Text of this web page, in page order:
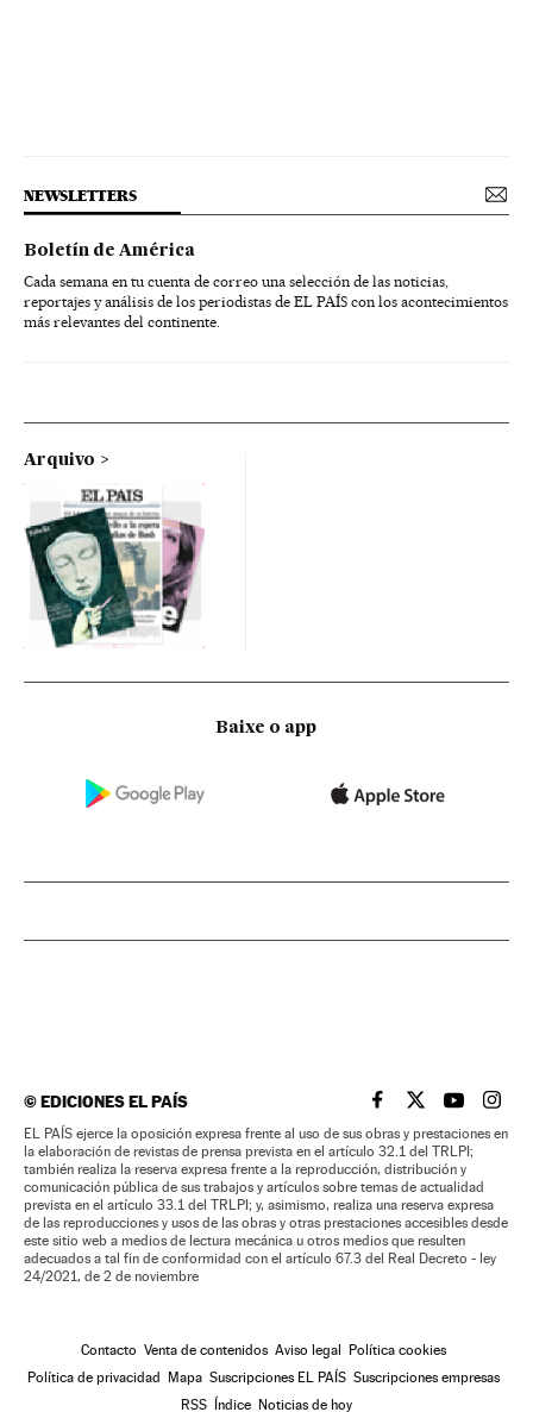
NEWSLETTERS
Boletín de América
Cada semana en tu cuenta de correo una selección de las noticias,
reportajes y análisis de los periodistas de EL PAÍS con los acontecimientos
más relevantes del continente.
Arquivo
Baixe o app
©EDICIONES EL PAÍS EL PAÍS BRASIL EN
EL PAÍSEL PAÍS
EL
EL PAÍS ejerce la oposición expresa frente al uso de sus obras y prestaciones en
la elaboración de revistas de prensa prevista en el artículo 32.1 del TRLPI;
también realiza la reserva expresa frente a la reproducción, distribución y
comunicación pública de sus trabajos y artículos sobre temas de actualidad
prevista en el artículo 33.1 del TRLPI; y, asimismo, realiza una reserva expresa
de las reproducciones y usos de las obras y otras prestaciones accesibles desde
este sitio web a medios de lectura mecánica u otros medios que resulten
adecuados a tal fin de conformidad con el artículo 67.3 del Real Decreto - ley
24/2021, de 2 de noviembre
Contacto Venta de contenidos Aviso legal Política cookies
Política de privacidad Mapa Suscripciones EL PAÍS Suscripciones empresas
RSS Índice Noticias de hoy